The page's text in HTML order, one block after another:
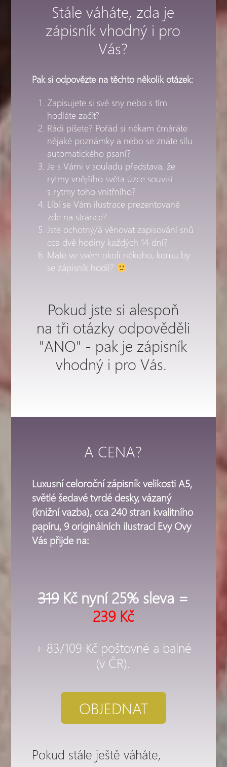
Stále váháte, zda je
zápisník vhodný i pro
Vás?
Pak si odpovězte na těchto několik otázek:
Zapisujete si své sny nebo s tím
hodláte začít?
Rádi píšete? Pořád si někam čmáráte
nějaké poznámky a nebo se znáte sílu
automatického psaní?
Je s Vámi v souladu představa, že
rytmy vnějšího světa úzce souvisí
s rytmy toho vnitřního?
Líbí se Vám ilustrace prezentované
zde na stránce?
Jste ochotný/á věnovat zapisování snů
cca dvě hodiny každých 14 dní?
Máte ve svém okolí někoho, komu by
se zápisník hodil?
Pokud jste si alespoň
na tři otázky odpověděli
"ANO" - pak je zápisník
vhodný i pro Vás.
A CENA?
Luxusní celoroční zápisník velikosti A5,
světlé šedavé tvrdé desky, vázaný
(knižní vazba), cca 240 stran kvalitního
papíru, 9 originálních ilustrací Evy Ovy
Vás přijde na:
319Kč nyní 25% sleva =
239 Kč
+ 83/109 Kč poštovné a balné
(v ČR).
OBJEDNAT
Pokud stále ještě váháte,